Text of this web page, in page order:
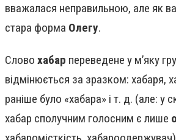
вважалася неправильною, але як
стара форма Олегу.
Слово хабар переведене у м’яку
відмінюється за зразком: хабаря,
раніше було «хабара» і т. д. (але: у
хабар сполучним голосним є лише о